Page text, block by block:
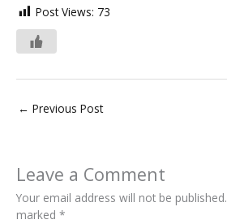
Post Views: 73
← Previous Post
Leave a Comment
Your email address will not be published.
marked *